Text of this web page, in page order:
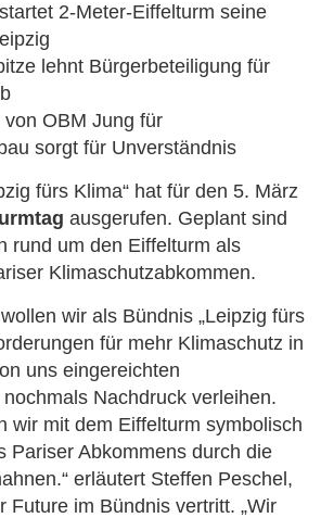
2-Meter-Eiffelturm seine
lehnt Bürgerbeteiligung für
OBM Jung für
sorgt für Unverständnis
fürs Klima“ hat für den 5. März
ausgerufen. Geplant sind
rund um den Eiffelturm als
Klimaschutzabkommen.
wir als Bündnis „Leipzig fürs
für mehr Klimaschutz in
uns eingereichten
Nachdruck verleihen.
wir mit dem Eiffelturm symbolisch
Pariser Abkommens durch die
erläutert Steffen Peschel,
Future im Bündnis vertritt. „Wir